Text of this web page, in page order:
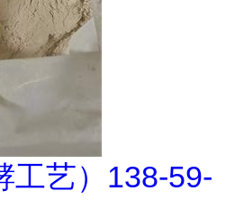
工艺）138-59-